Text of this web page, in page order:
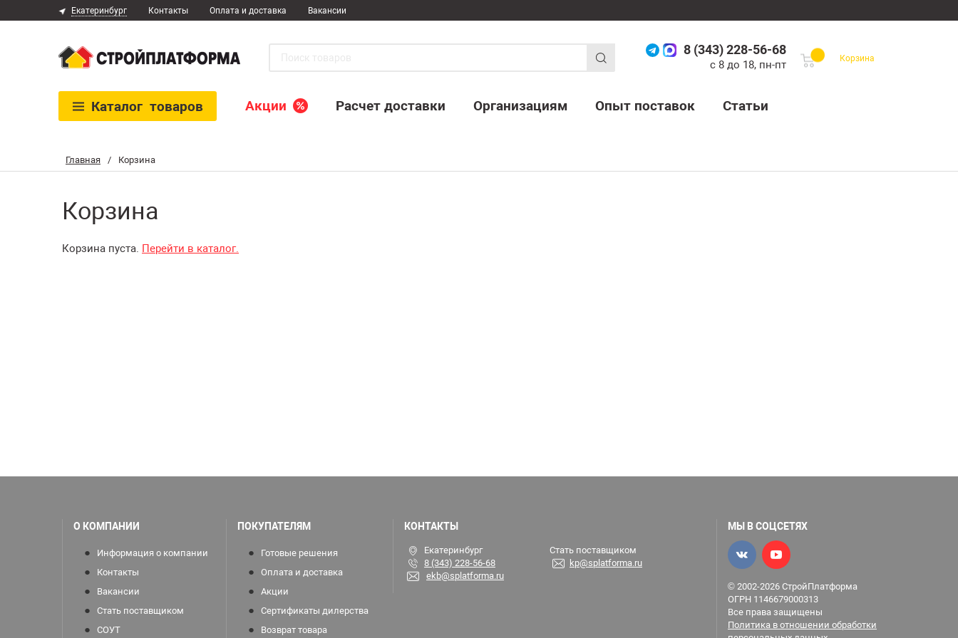
Главная / Корзина
Корзина
Корзина пуста. Перейти в каталог.
Екатеринбург Контакты Оплата и доставка Вакансии
8 (343) 228-56-68
с 8 до 18, пн-пт
Корзина
Каталог товаров Акции Расчет доставки Организациям Опыт поставок Статьи
О КОМПАНИИ
Информация о компании
Контакты
Вакансии
Стать поставщиком
СОУТ
ПОКУПАТЕЛЯМ
Готовые решения
Оплата и доставка
Акции
Сертификаты дилерства
Возврат товара
КОНТАКТЫ
Екатеринбург
8 (343) 228-56-68
ekb@splatforma.ru
Стать поставщиком
kp@splatforma.ru
МЫ В СОЦСЕТЯХ
© 2002-2026 СтройПлатформа
ОГРН 1146679000313
Все права защищены
Политика в отношении обработки